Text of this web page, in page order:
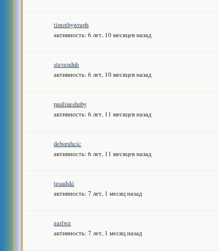
timothywraph
активность: 6 лет, 10 месяцев назад
stevenduh
активность: 6 лет, 10 месяцев назад
paulineshuby
активность: 6 лет, 11 месяцев назад
deborahcic
активность: 6 лет, 11 месяцев назад
tesadski
активность: 7 лет, 1 месяц назад
earlwz
активность: 7 лет, 1 месяц назад